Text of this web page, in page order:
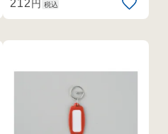
212 円 税込